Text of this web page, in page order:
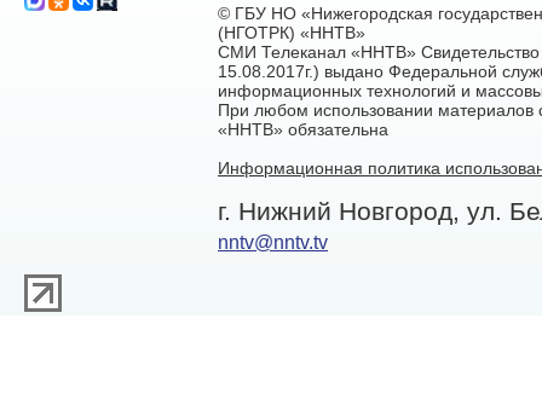
© ГБУ НО «Нижегородская
(НГОТРК) «ННТВ»
СМИ Телеканал «ННТВ»
15.08.2017г.) выдано Федеральной
информационных технологий и
При любом использовании материалов
«ННТВ» обязательна
Информационная политика
г. Нижний Новгород, ул.
nntv@nntv.tv